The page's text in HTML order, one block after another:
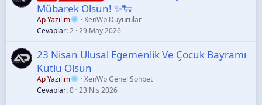
Mübarek Olsun! ✨🐑
Ap Yazılım
XenWp Duyurular
Cevaplar 2 29 May 2026
23 Nisan Ulusal Egemenlik Ve Çocuk Bayramı
Kutlu Olsun
Ap Yazılım
XenWp Genel Sohbet
Cevaplar 0 23 Nis 2026